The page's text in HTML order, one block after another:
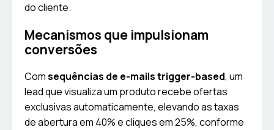
do cliente.
Mecanismos que impulsionam
conversões
Comsequências de e-mails trigger-based, um
lead que visualiza um produto recebe ofertas
exclusivas automaticamente, elevando as taxas
de abertura em 40% e cliques em 25%, conforme